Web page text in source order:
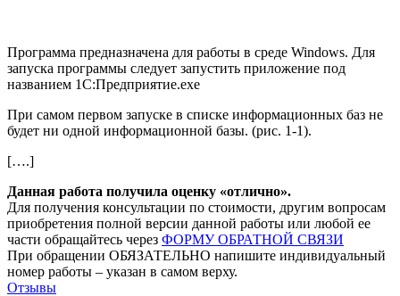
Программа предназначена для работы в среде Windows. Для
запуска программы следует запустить приложение под
названием 1С:Предприятие.exe
При самом первом запуске в списке информационных баз не
будет ни одной информационной базы. (рис. 1-1).
[….]
Данная работа получила оценку «отлично».
Для получения консультации по стоимости, другим вопросам
приобретения полной версии данной работы или любой ее
части обращайтесь через ФОРМУ ОБРАТНОЙ СВЯЗИ
При обращении ОБЯЗАТЕЛЬНО напишите индивидуальный
номер работы – указан в самом верху.
Отзывы